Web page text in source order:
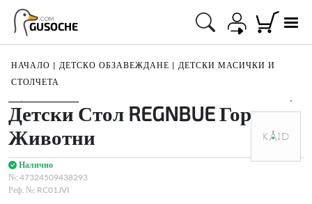
GUSOCHE
.COM
НАЧАЛО | ДЕТСКО ОБЗАВЕЖДАНЕ | ДЕТСКИ МАСИЧКИ И
СТОЛЧЕТА
1/3
Детски Стол REGNBUE Горски
Животни
Налично
№: 47324509438293
Реф. №: RC01JVI